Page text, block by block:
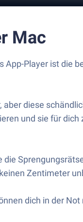
Mac
Player ist die
diese
und sie für dich
Zentimeter
dich in der